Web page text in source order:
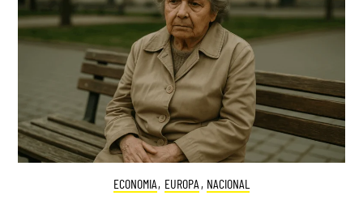
ECONOMIA, EUROPA , NACIONAL